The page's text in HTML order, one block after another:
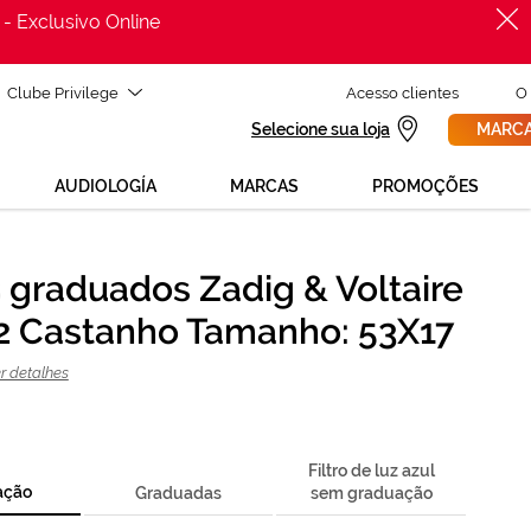
Exclusivo Online
Clube Privilege Acesso clientes O
Selecione sua loja
AUDIOLOGÍA MARCAS PROMOÇÕES
PROCURAR
Precisas de ajuda para mudar os teus óculos?
Liga para nós GRÁTIS no número800 114 297
ou solicita uma
graduados Zadig & Voltaire
Castanho Tamanho: 53X17
detalhes
Graduadas
Filtro de luz azul
sem graduação